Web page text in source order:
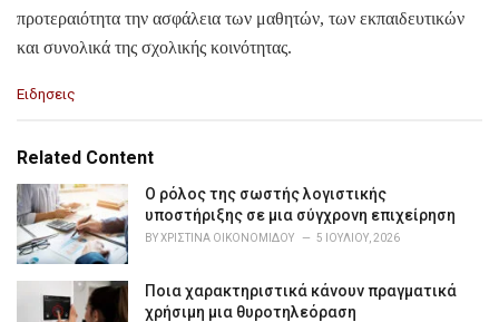
προτεραιότητα την ασφάλεια των μαθητών, των εκπαιδευτικών
και συνολικά της σχολικής κοινότητας.
C
e
o
r
i
e
Ειδησεις
Related Content
Ο ρόλος της σωστής λογιστικής
υποστήριξης σε μια σύγχρονη επιχείρηση
BYΧΡΙΣΤΊΝΑ ΟΙΚΟΝΟΜΊΔΟΥ 5 ΙΟΥΛΊΟΥ, 2026
Ποια χαρακτηριστικά κάνουν πραγματικά
χρήσιμη μια θυροτηλεόραση